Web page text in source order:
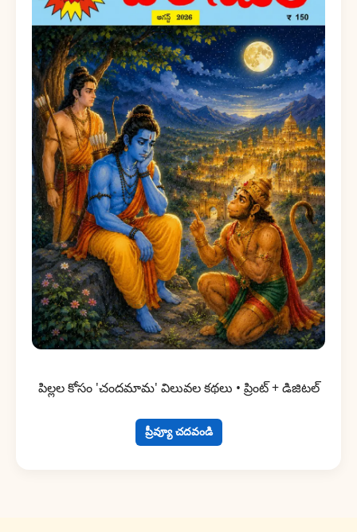
పిల్లల కోసం 'చందమామ' విలువల కథలు • ప్రింట్ + డిజిటల్
ప్రీవ్యూ చదవండి